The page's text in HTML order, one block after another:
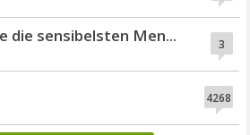
3
die sensibelsten Men...
4268